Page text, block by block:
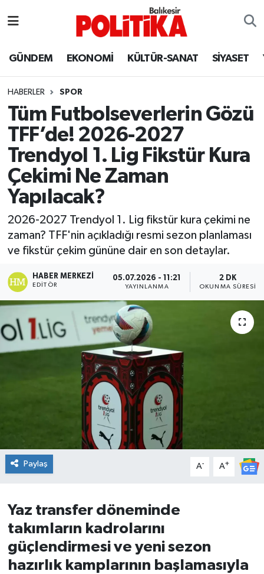
GÜNDEM EKONOMİ KÜLTÜR-SANAT SİYASET
HABERLER SPOR
Tüm Futbolseverlerin Gözü
TFF’de! 2026-2027
Trendyol 1. Lig Fikstür Kura
Çekimi Ne Zaman
Yapılacak?
2026-2027 Trendyol 1. Lig fikstür kura çekimi ne
zaman? TFF'nin açıkladığı resmi sezon planlaması
ve fikstür çekim gününe dair en son detaylar.
HABER MERKEZI
EDITÖR
05.07.2026 - 11:21
YAYINLANMA
2 DK
OKUNMA SÜRESI
Paylaş A- A+
Yaz transfer döneminde
takımların kadrolarını
güçlendirmesi ve yeni sezon
hazırlık kamplarının başlamasıyla
Ayvalık
Balya
Bandırma
Bigadiç
BİYOGRAFİLER
Burhaniye
ÇEVRE
DÜNYA
Dursunbey
Edremit
Gömeç
Havran
İvrindi
Balıkesir Hava Durumu
Balıkesir Namaz Vakitleri
Balıkesir Trafik Yoğunluk Haritası
Süper Lig Puan Durumu ve Fikstür
Tüm Manşetler
Son Dakika Haberleri
Haber Arşivi